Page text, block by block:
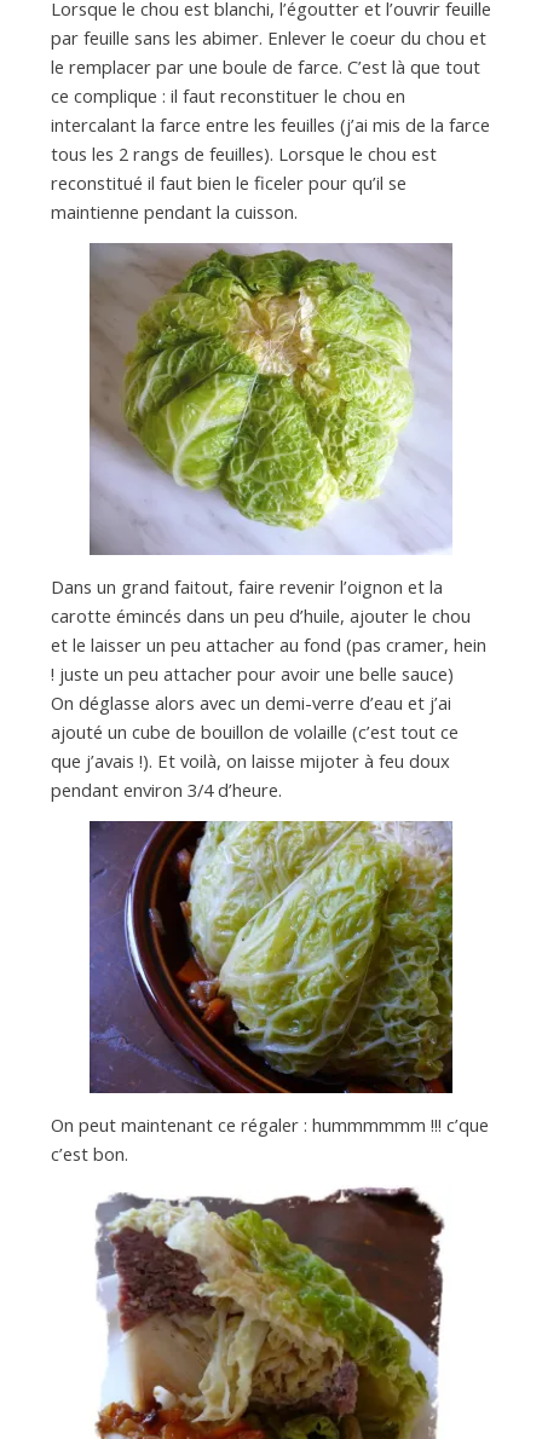
Lorsque le chou est blanchi, l’égoutter et l’ouvrir feuille
par feuille sans les abimer. Enlever le coeur du chou et
le remplacer par une boule de farce. C’est là que tout
ce complique : il faut reconstituer le chou en
intercalant la farce entre les feuilles (j’ai mis de la farce
tous les 2 rangs de feuilles). Lorsque le chou est
reconstitué il faut bien le ficeler pour qu’il se
maintienne pendant la cuisson.
Dans un grand faitout, faire revenir l’oignon et la
carotte émincés dans un peu d’huile, ajouter le chou
et le laisser un peu attacher au fond (pas cramer, hein
! juste un peu attacher pour avoir une belle sauce)
On déglasse alors avec un demi-verre d’eau et j’ai
ajouté un cube de bouillon de volaille (c’est tout ce
que j’avais !). Et voilà, on laisse mijoter à feu doux
pendant environ 3/4 d’heure.
On peut maintenant ce régaler : hummmmmm !!! c’que
c’est bon.